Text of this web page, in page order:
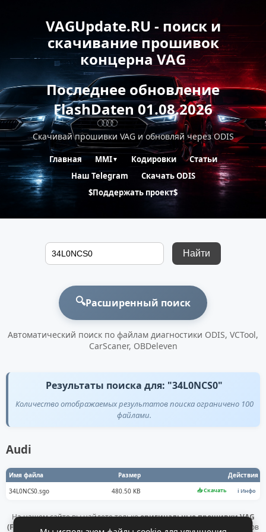
VAGUpdate.RU - поиск и
скачивание прошивок
концерна VAG
Последнее обновление
FlashDaten 01.08.2026
Скачивай прошивки VAG и обновляй через ODIS
Главная MMI▼ Кодировки
Статьи
Наш Telegram
Скачать ODIS
$Поддержать проект$
Найти
🔍Расширенный поиск
Автоматический поиск по файлам диагностики ODIS, VCTool,
CarScaner, OBDeleven
Результаты поиска для: "34L0NCS0"
Количество отображаемых результатов поиска ограничено 100
файлами.
Audi
Имя файла Размер
Действия
34L0NCS0.sgo
480.50 KB 📥 Скачать ℹ️ Инфо
На нашем сайте вы найдете толькооригинальные прошивки VAG
(Flashdaten)
. Все файлы получены напрямую с официальных серверов